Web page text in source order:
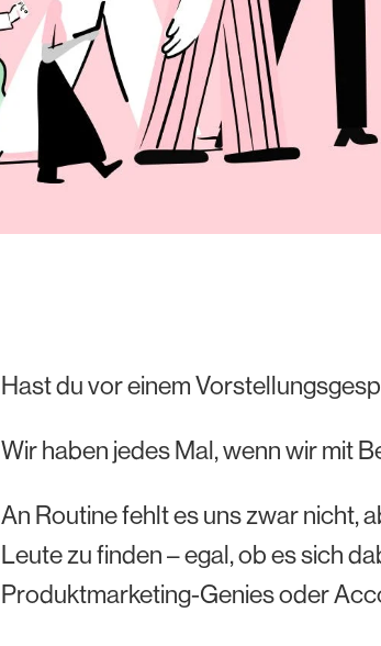
Hast du vor einem
Wir haben jedes Mal, wenn wir mit
An Routine fehlt es uns zwar nicht,
Leute zu finden – egal, ob es sich
Produktmarketing-Genies oder